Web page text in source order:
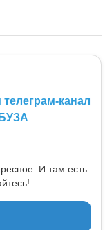
канал
И там есть